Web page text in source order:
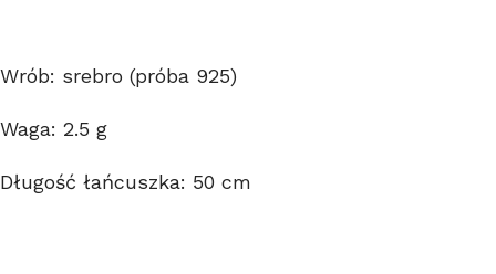
Wrób: srebro (próba 925)
Waga: 2.5 g
Długość łańcuszka: 50 cm